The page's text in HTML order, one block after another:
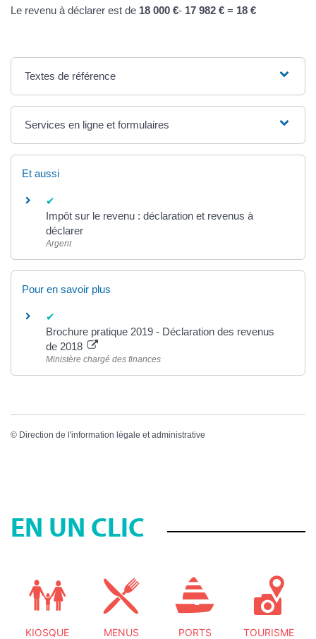
Le revenu à déclarer est de 18 000 €- 17 982 € = 18 €
Textes de référence
Services en ligne et formulaires
Et aussi
Impôt sur le revenu : déclaration et revenus à
déclarer
Argent
Pour en savoir plus
Brochure pratique 2019 - Déclaration des revenus
de 2018
Ministère chargé des finances
© Direction de l'information légale et administrative
EN UN CLIC
KIOSQUE
MENUS PORTS TOURISME